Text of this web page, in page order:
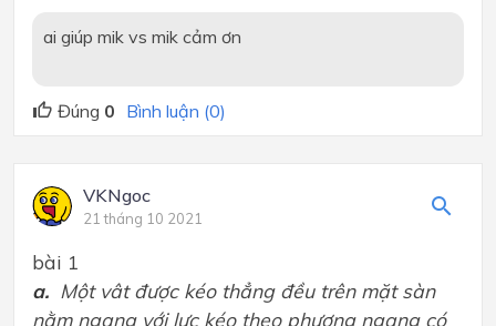
ai giúp mik vs mik cảm ơn
Đúng 0 Bình luận (0)
VKNgoc
21 tháng 10 2021
bài 1
a. Một vât được kéo thẳng đều trên mặt sàn
nằm ngang với lực kéo theo phương ngang có